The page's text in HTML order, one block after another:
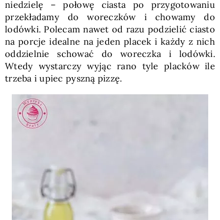
niedzielę – połowę ciasta po przygotowaniu
przekładamy do woreczków i chowamy do
lodówki. Polecam nawet od razu podzielić ciasto
na porcje idealne na jeden placek i każdy z nich
oddzielnie schować do woreczka i lodówki.
Wtedy wystarczy wyjąc rano tyle placków ile
trzeba i upiec pyszną pizzę.